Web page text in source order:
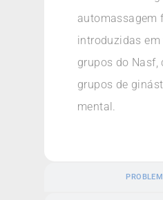
automassagem
introduzidas em
grupos do Nasf,
grupos de
mental.